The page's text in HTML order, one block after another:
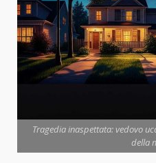
Tragedia inaspettata: vedovo
della